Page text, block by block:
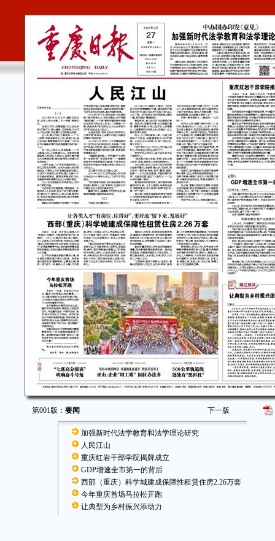
第001版： 要闻 下一版
加强新时代法学教育和法学理论研究
人民江山
重庆红岩干部学院揭牌成立
GDP增速全市第一的背后
西部（重庆）科学城建成保障性租赁住房2.26万套
今年重庆首场马拉松开跑
让典型为乡村振兴添动力